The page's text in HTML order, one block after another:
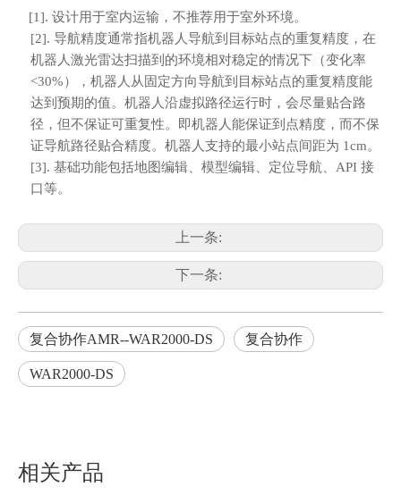
[1]. 设计用于室内运输，不推荐用于室外环境。
[2]. 导航精度通常指机器人导航到目标站点的重复精度，在
机器人激光雷达扫描到的环境相对稳定的情况下（变化率
<30%），机器人从固定方向导航到目标站点的重复精度能
达到预期的值。机器人沿虚拟路径运行时，会尽量贴合路
径，但不保证可重复性。即机器人能保证到点精度，而不保
证导航路径贴合精度。机器人支持的最小站点间距为 1cm。
[3]. 基础功能包括地图编辑、模型编辑、定位导航、API 接
口等。
上一条:
下一条:
复合协作AMR--WAR2000-DS 复合协作
WAR2000-DS
相关产品